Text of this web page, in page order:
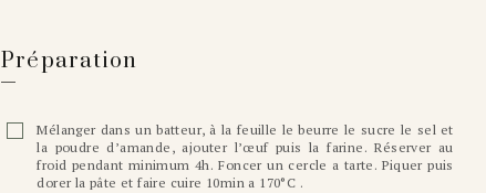
Préparation
Mélanger dans un batteur, à la feuille le beurre le sucre le sel et
la poudre d’amande, ajouter l’œuf puis la farine. Réserver au
froid pendant minimum 4h. Foncer un cercle a tarte. Piquer puis
dorer la pâte et faire cuire 10min a 170°C .